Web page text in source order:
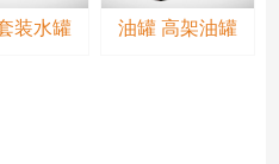
装水罐 油罐 高架油罐